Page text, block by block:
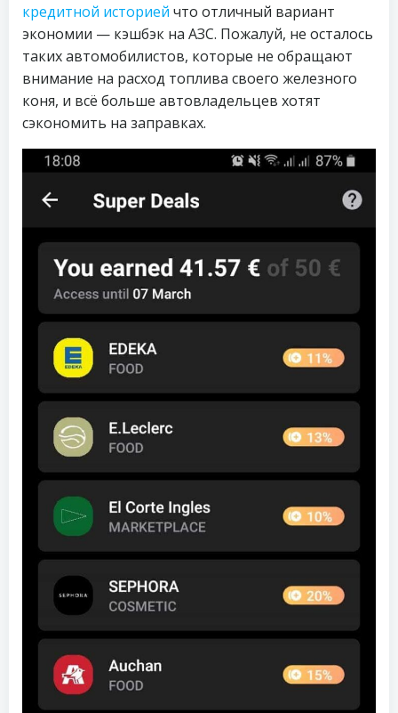
кредитной историей что отличный вариант
экономии — кэшбэк на АЗС. Пожалуй, не осталось
таких автомобилистов, которые не обращают
внимание на расход топлива своего железного
коня, и всё больше автовладельцев хотят
сэкономить на заправках.